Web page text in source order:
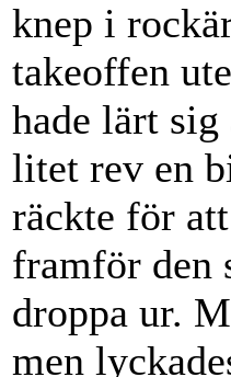
knep i
takeoffen
hade lärt
litet rev en
räckte för
framför den
droppa ur.
men